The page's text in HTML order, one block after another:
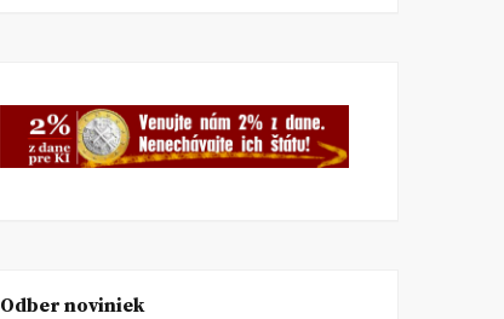
Odber noviniek